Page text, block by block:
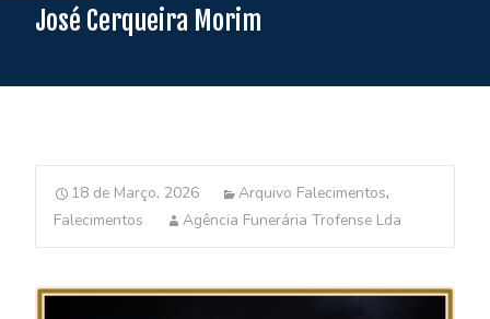
José Cerqueira Morim
18 de Março, 2026 Arquivo Falecimentos,
Falecimentos
Agência Funerária Trofense Lda